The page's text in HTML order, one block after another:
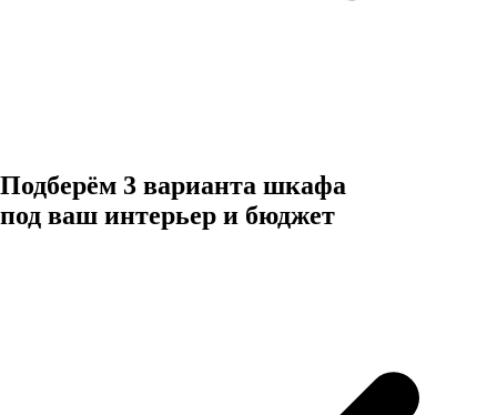
Подберём 3 варианта шкафа
под ваш интерьер и бюджет